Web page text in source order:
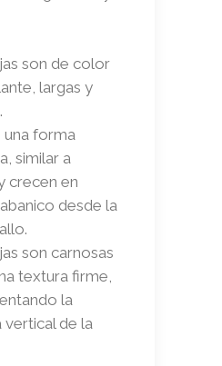
son de color
largas y
una forma
similar a
crecen en
desde la
son carnosas
textura firme,
la
vertical de la